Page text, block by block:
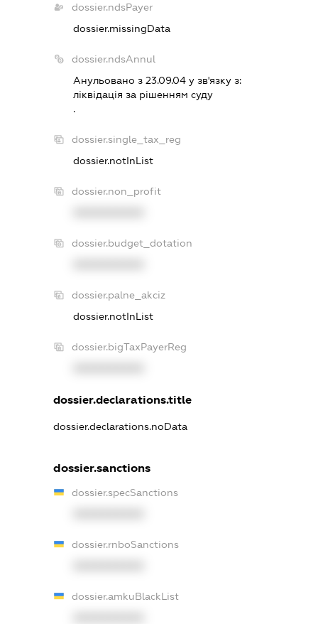
dossier.ndsPayer
dossier.missingData
dossier.ndsAnnul
Анульовано з 23.09.04 у зв'язку з:
лiквiдацiя за рiшенням суду
.
dossier.single_tax_reg
dossier.notInList
dossier.non_profit
dossier.budget_dotation
dossier.palne_akciz
dossier.notInList
dossier.bigTaxPayerReg
dossier.declarations.title
dossier.declarations.noData
dossier.sanctions
dossier.specSanctions
dossier.rnboSanctions
dossier.amkuBlackList